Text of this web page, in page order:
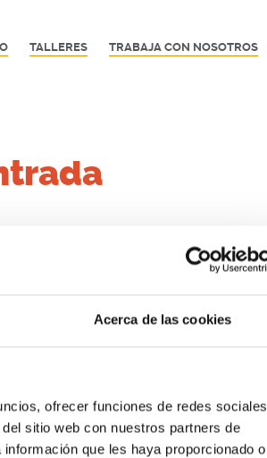
Acerca de las cookies
ofrecer funciones de redes sociales
sitio web con nuestros partners de
que les haya proporcionado o
TALLERES TRABAJA CON NOSOTROS